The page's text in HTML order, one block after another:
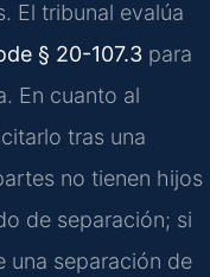
El tribunal evalúa
§ 20-107.3 para
En cuanto al
tras una
no tienen hijos
de separación; si
una separación de